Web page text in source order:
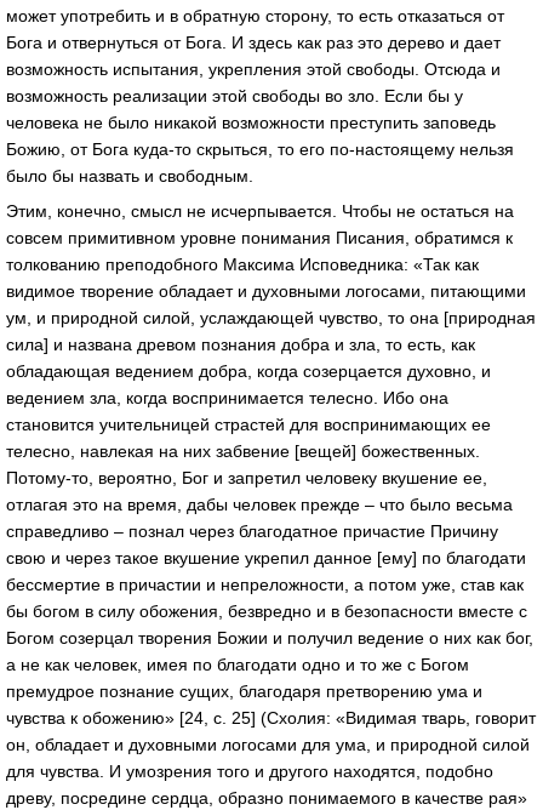
может употребить и в обратную сторону, то есть отказаться от
Бога и отвернуться от Бога. И здесь как раз это дерево и дает
возможность испытания, укрепления этой свободы. Отсюда и
возможность реализации этой свободы во зло. Если бы у
человека не было никакой возможности преступить заповедь
Божию, от Бога куда-то скрыться, то его по-настоящему нельзя
было бы назвать и свободным.
Этим, конечно, смысл не исчерпывается. Чтобы не остаться на
совсем примитивном уровне понимания Писания, обратимся к
толкованию преподобного Максима Исповедника: «Так как
видимое творение обладает и духовными логосами, питающими
ум, и природной силой, услаждающей чувство, то она [природная
сила] и названа древом познания добра и зла, то есть, как
обладающая ведением добра, когда созерцается духовно, и
ведением зла, когда воспринимается телесно. Ибо она
становится учительницей страстей для воспринимающих ее
телесно, навлекая на них забвение [вещей] божественных.
Потому-то, вероятно, Бог и запретил человеку вкушение ее,
отлагая это на время, дабы человек прежде – что было весьма
справедливо – познал через благодатное причастие Причину
свою и через такое вкушение укрепил данное [ему] по благодати
бессмертие в причастии и непреложности, а потом уже, став как
бы богом в силу обожения, безвредно и в безопасности вместе с
Богом созерцал творения Божии и получил ведение о них как бог,
а не как человек, имея по благодати одно и то же с Богом
премудрое познание сущих, благодаря претворению ума и
чувства к обожению» [24, c. 25] (Схолия: «Видимая тварь, говорит
он, обладает и духовными логосами для ума, и природной силой
для чувства. И умозрения того и другого находятся, подобно
древу, посредине сердца, образно понимаемого в качестве рая»